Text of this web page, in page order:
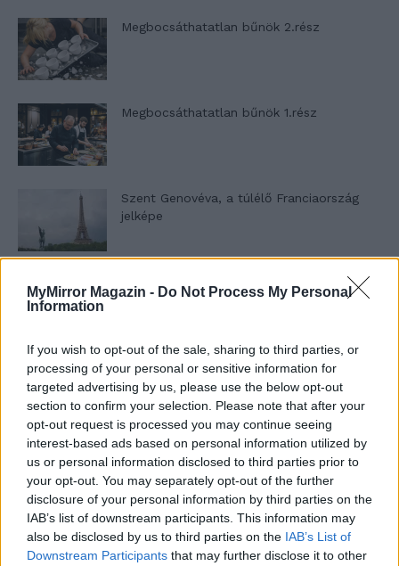
MyMirror Magazin - Do Not Process My Personal
Information
If you wish to opt-out of the sale, sharing to third parties, or
processing of your personal or sensitive information for
targeted advertising by us, please use the below opt-out
section to confirm your selection. Please note that after your
opt-out request is processed you may continue seeing
interest-based ads based on personal information utilized by
us or personal information disclosed to third parties prior to
your opt-out. You may separately opt-out of the further
disclosure of your personal information by third parties on the
IAB’s list of downstream participants. This information may
also be disclosed by us to third parties on the IAB’s List of
Downstream Participants that may further disclose it to other
Megbocsáthatatlan bűnök 2.rész
Megbocsáthatatlan bűnök 1.rész
Szent Genovéva, a túlélő Franciaország
jelképe
Minka 12. rész
Minka 11. rész
T. szereti a fiatal lányokat 14. rész
Pedig szóltam… – Miért nem hiszünk a
nőknek, amikor segítséget kérnek?